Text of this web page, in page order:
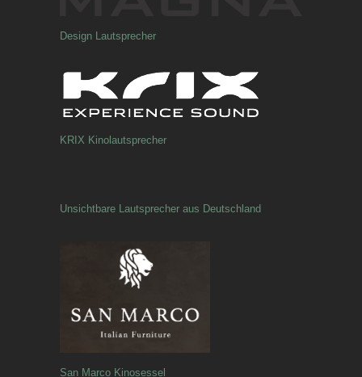
Design Lautsprecher
KRIX Kinolautsprecher
Unsichtbare Lautsprecher aus Deutschland
San Marco Kinosessel